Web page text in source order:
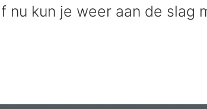
nu kun je weer aan de slag